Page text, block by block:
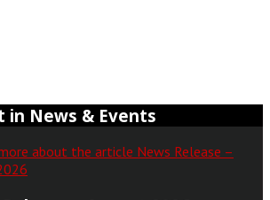
in News & Events